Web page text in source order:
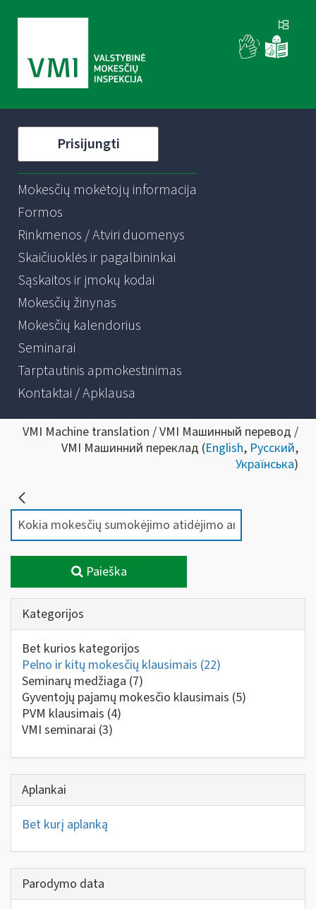
Prisijungti
Mokesčių mokėtojų informacija
Formos
Rinkmenos / Atviri duomenys
Skaičiuoklės ir pagalbininkai
Sąskaitos ir įmokų kodai
Mokesčių žinynas
Mokesčių kalendorius
Seminarai
Tarptautinis apmokestinimas
Kontaktai / Apklausa
VMI Machine translation / VMI Машинный перевод /
VMI Машинний переклад (English, Русский,
Українська)
Paieška
Kategorijos
Bet kurios kategorijos
Pelno ir kitų mokesčių klausimais (22)
Seminarų medžiaga (7)
Gyventojų pajamų mokesčio klausimais (5)
PVM klausimais (4)
VMI seminarai (3)
Aplankai
Bet kurį aplanką
Parodymo data